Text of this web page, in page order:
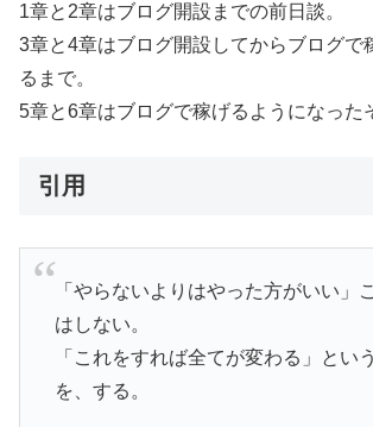
1章と2章はブログ開設までの前日談。
3章と4章はブログ開設してからブログで
るまで。
5章と6章はブログで稼げるようになった
引用
「やらないよりはやった方がいい」
はしない。
「これをすれば全てが変わる」とい
を、する。